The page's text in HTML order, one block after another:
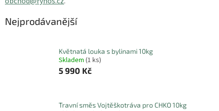
Nejprodávanější
Květnatá louka s bylinami 10kg
Skladem (1 ks)
5 990 Kč
Travní směs Vojtěškotráva pro CHKO 10kg